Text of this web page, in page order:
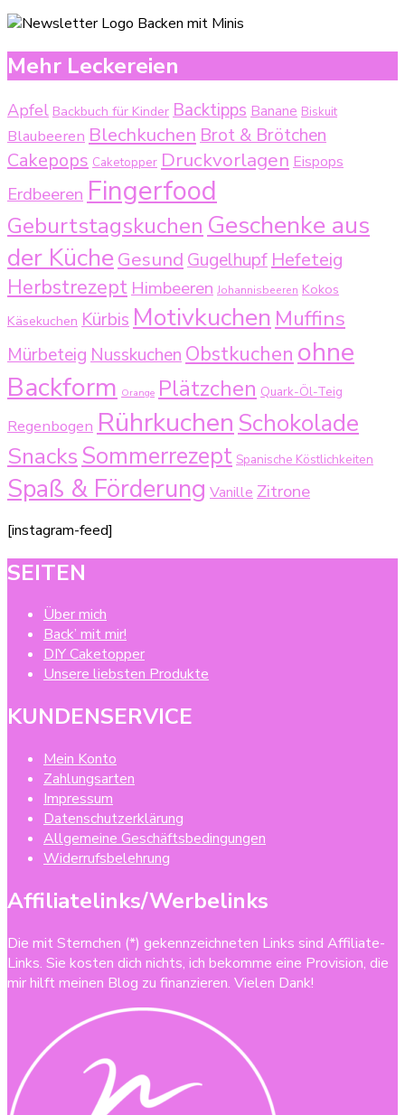
Mehr Leckereien
Apfel Backbuch für Kinder Backtipps Banane Biskuit
Blaubeeren Blechkuchen Brot & Brötchen
Cakepops Caketopper Druckvorlagen Eispops
Erdbeeren Fingerfood
Geburtstagskuchen Geschenke aus
der KücheGesund Gugelhupf Hefeteig
Herbstrezept Himbeeren Johannisbeeren Kokos
Käsekuchen Kürbis Motivkuchen Muffins
Mürbeteig Nusskuchen Obstkuchen ohne
Backform Orange Plätzchen Quark-Öl-Teig
Regenbogen Rührkuchen Schokolade
SnacksSommerrezept Spanische Köstlichkeiten
Spaß & Förderung Vanille Zitrone
[instagram-feed]
SEITEN
Über mich
Back’ mit mir!
DIY Caketopper
Unsere liebsten Produkte
KUNDENSERVICE
Mein Konto
Zahlungsarten
Impressum
Datenschutzerklärung
Allgemeine Geschäftsbedingungen
Widerrufsbelehrung
Affiliatelinks/Werbelinks
Die mit Sternchen (*) gekennzeichneten Links sind Affiliate-
Links. Sie kosten dich nichts, ich bekomme eine Provision, die
mir hilft meinen Blog zu finanzieren. Vielen Dank!